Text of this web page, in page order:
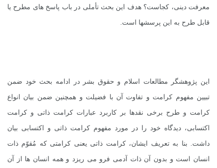
معرفت دینی، کجاست؟ هدف این بحث تأملی در باب پاسخ های مطرح یا
قابل طرح به این پرسشها است.
این پژوهشگر مطالعات اسلام و حقوق بشر در ادامه بحث خود ضمن
تبیین مفهوم کرامت و تفاوت آن با فضیلت و همچنین ضمن بیان انواع
کرامت و طرح برخی نقدها بر کاربرد عبارات کرامت ذاتی و کرامت
اکتسابی، دیدگاه خود را در مورد مفهوم کرامت ذاتی و اکتسابی بیان
داشت. بنا به تعریف ایشان، کرامت ذاتی یعنی کرامتی که مُقوّم ذات
انسان است و بدون آن ذات آدمی فرو می ریزد و همه انسان ها از آن